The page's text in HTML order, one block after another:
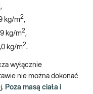
,
kg/m2,
kg/m2,
kg/m2.
wyłącznie
nie można dokonać
Poza masą ciała i